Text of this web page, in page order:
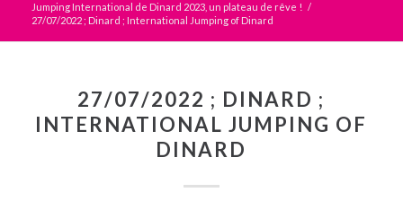
Jumping International de Dinard 2023, un plateau de rêve ! /
27/07/2022 ; Dinard ; International Jumping of Dinard
27/07/2022 ; DINARD ;
INTERNATIONAL JUMPING OF
DINARD